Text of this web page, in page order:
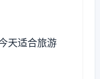
天适合旅游